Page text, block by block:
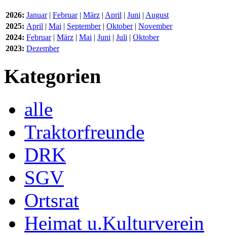
2026: Januar| Februar| März | April | Juni | August
2025: April | Mai | September| Oktober| November
2024: Februar| März | Mai | Juni | Juli | Oktober
2023: Dezember
Kategorien
alle
Traktorfreunde
DRK
SGV
Ortsrat
Heimat u.Kulturverein